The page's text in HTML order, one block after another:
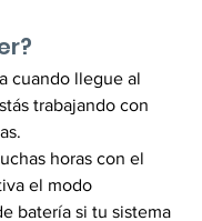
cuando llegue al
trabajando con
horas con el
el modo
batería si tu sistema